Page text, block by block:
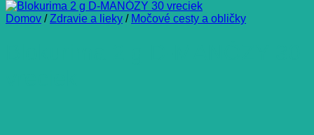
Domov / Zdravie a lieky / Močové cesty a obličky